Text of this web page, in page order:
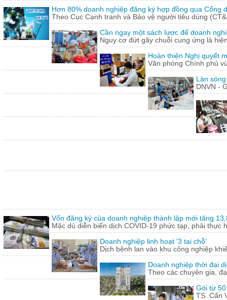
Hơn 80% doanh nghiệp đăng ký hợp đồng qua Cổng
Theo Cục Cạnh tranh và Bảo vệ người tiêu dùng
Cần ngay một sách lược để doanh
Nguy cơ đứt gãy chuỗi cung ứng là
Hoàn thiện Nghị quyết
Văn phòng Chính phủ
Làn
DNVN -
Vốn đăng ký của doanh nghiệp thành lập mới tăng
Mặc dù diễn biến dịch COVID-19 phức tạp, phải thực
Doanh nghiệp linh hoạt '3 tại chỗ'
Dịch bệnh lan vào khu công nghiệp
Doanh nghiệp thời đại
Theo các chuyên gia,
Gói từ
TS. Cấn